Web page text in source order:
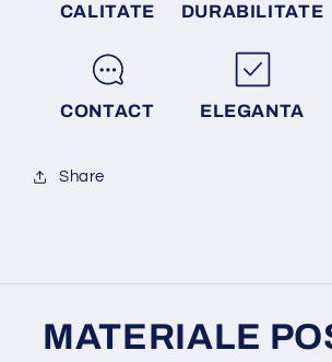
CALITATE DURABILITATE
CONTACT ELEGANTA
Share
MATERIALE